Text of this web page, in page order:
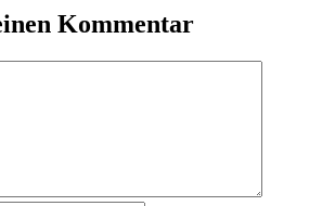
Kommentar